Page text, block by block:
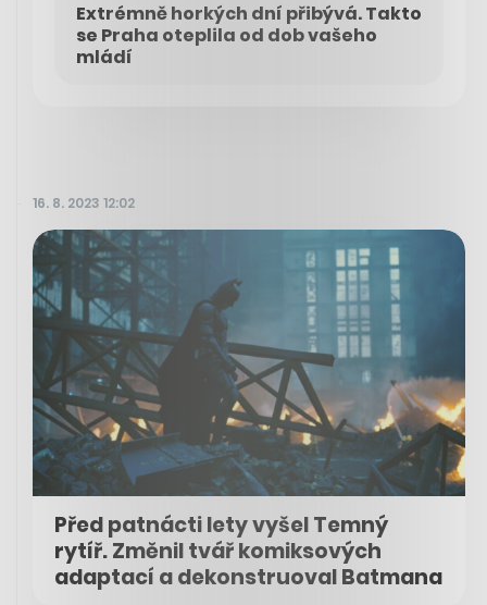
Extrémně horkých dní přibývá. Takto
se Praha oteplila od dob vašeho
mládí
16. 8. 2023 12:02
Před patnácti lety vyšel Temný
rytíř. Změnil tvář komiksových
adaptací a dekonstruoval Batmana